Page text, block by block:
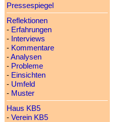
Pressespiegel
Reflektionen
- Erfahrungen
- Interviews
- Kommentare
-Analysen
- Probleme
- Einsichten
- Umfeld
- Muster
Haus KB5
- Verein KB5